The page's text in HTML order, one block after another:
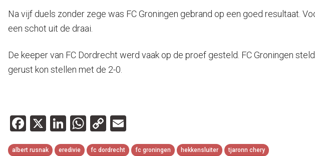
Na vijf duels zonder zege was FC Groningen gebrand op een goed resultaat.
een schot uit de draai.
De keeper van FC Dordrecht werd vaak op de proef gesteld. FC Groningen
gerust kon stellen met de 2-0.
Facebook
X LinkedIn
WhatsApp
Copy
Link
albert rusnak eredivie fc dordrecht fc groningen hekkensluiter tjaronn chery